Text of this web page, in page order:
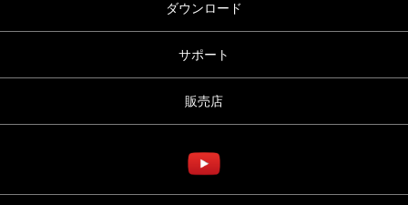
ダウンロード
サポート
販売店